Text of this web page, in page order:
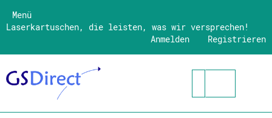
Menü
Laserkartuschen, die leisten, was wir versprechen!
Registrieren
Anmelden